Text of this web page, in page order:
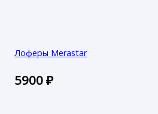
Лоферы Merastar
5900₽